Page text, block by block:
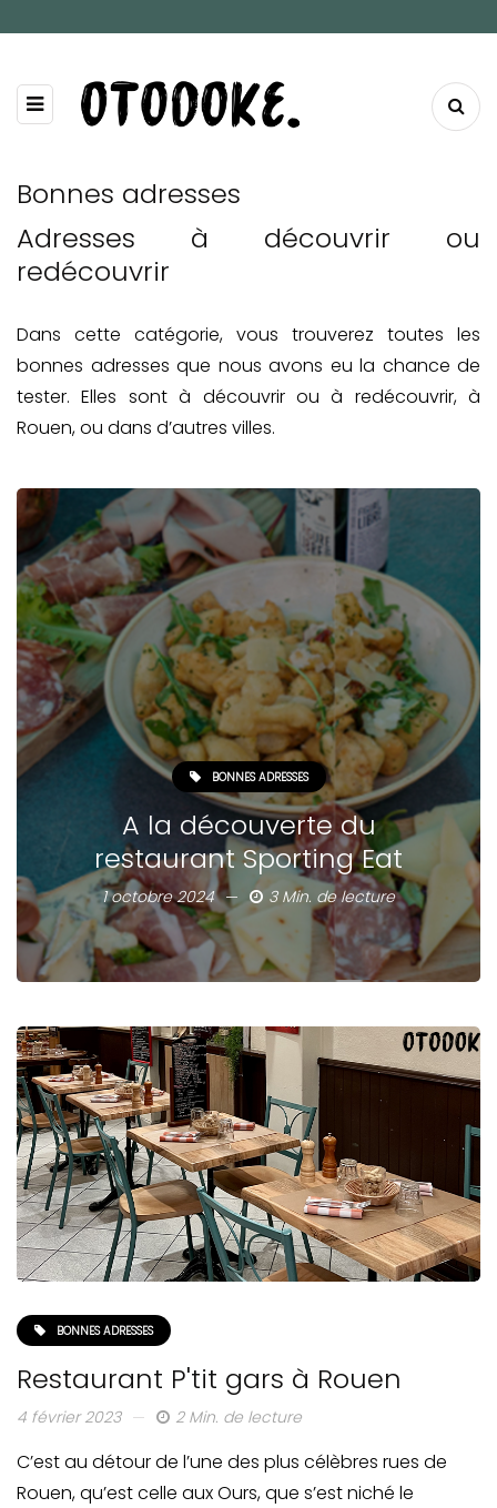
Bonnes adresses
Adresses à découvrir ou
redécouvrir
Dans cette catégorie, vous trouverez toutes les
bonnes adresses que nous avons eu la chance de
tester. Elles sont à découvrir ou à redécouvrir, à
Rouen, ou dans d’autres villes.
BONNES ADRESSES
A la découverte du
restaurant Sporting Eat
1 octobre 2024 3 Min. de lecture
BONNES ADRESSES
Restaurant P'tit gars à Rouen
4 février 2023 2 Min. de lecture
C’est au détour de l’une des plus célèbres rues de
Rouen, qu’est celle aux Ours, que s’est niché le